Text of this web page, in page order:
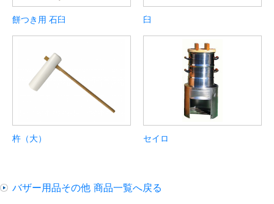
餅つき用 石臼 臼
杵（大） セイロ
バザー用品その他 商品一覧へ戻る